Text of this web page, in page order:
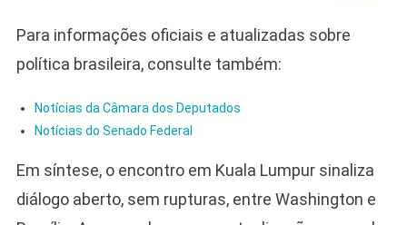
Para informações oficiais e atualizadas sobre
política brasileira, consulte também:
Notícias da Câmara dos Deputados
Notícias do Senado Federal
Em síntese, o encontro em Kuala Lumpur sinaliza
diálogo aberto, sem rupturas, entre Washington e